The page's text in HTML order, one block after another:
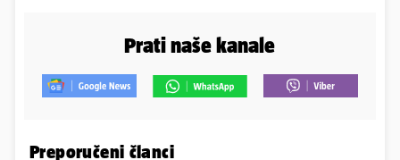
Prati naše kanale
Preporučeni članci